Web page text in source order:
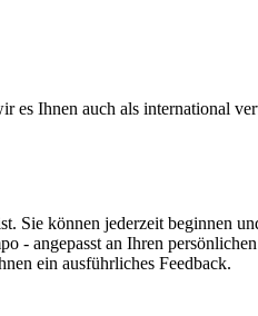
es Ihnen auch als international
Sie können jederzeit beginnen
- angepasst an Ihren
ein ausführliches Feedback.